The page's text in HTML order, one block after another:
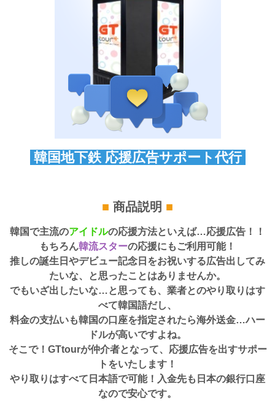
韓国地下鉄 応援広告サポート代行
■ 商品説明 ■
韓国で主流のアイドルの応援方法といえば…応援広告！！
もちろん韓流スターの応援にもご利用可能！
推しの誕生日やデビュー記念日をお祝いする広告出してみ
たいな、と思ったことはありませんか。
でもいざ出したいな…と思っても、業者とのやり取りはす
べて韓国語だし、
料金の支払いも韓国の口座を指定されたら海外送金…ハー
ドルが高いですよね。
そこで！GTtourが仲介者となって、応援広告を出すサポー
トをいたします！
やり取りはすべて日本語で可能！入金先も日本の銀行口座
なので安心です。